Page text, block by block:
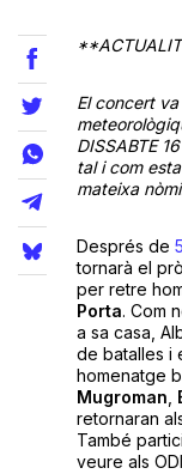
El concert
DISSABTE
tal i com
mateixa
Després de
tornarà el
per retre
Porta. Com
a sa casa,
de batalles i
homenatge
Mugroman
retornaran
També
veure als